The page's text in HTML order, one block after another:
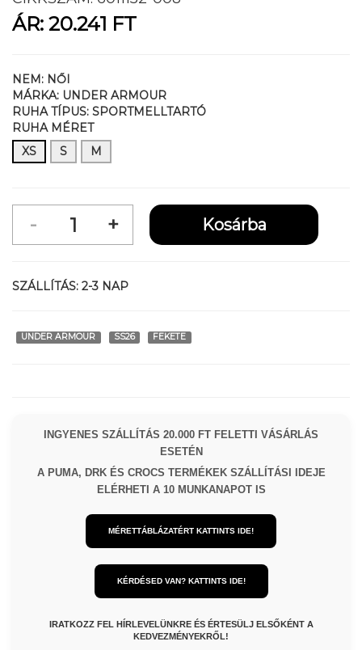
ÁR: 20.241 FT
NEM: NŐI
MÁRKA: UNDER ARMOUR
RUHA TÍPUS: SPORTMELLTARTÓ
RUHA MÉRET
XS
S M
SZÁLLÍTÁS: 2-3 NAP
UNDER ARMOUR SS26 FEKETE
INGYENES SZÁLLÍTÁS 20.000 FT FELETTI VÁSÁRLÁS
ESETÉN
A PUMA, DRK ÉS CROCS TERMÉKEK SZÁLLÍTÁSI IDEJE
ELÉRHETI A 10 MUNKANAPOT IS
MÉRETTÁBLÁZATÉRT KATTINTS IDE!
KÉRDÉSED VAN? KATTINTS IDE!
IRATKOZZ FEL HÍRLEVELÜNKRE ÉS ÉRTESÜLJ ELSŐKÉNT A
KEDVEZMÉNYEKRŐL!